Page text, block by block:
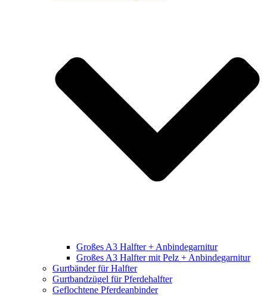
Großes A3 Halfter + Anbindegarnitur
Großes A3 Halfter mit Pelz + Anbindegarnitur
Gurtbänder für Halfter
Gurtbandzügel für Pferdehalfter
Geflochtene Pferdeanbinder